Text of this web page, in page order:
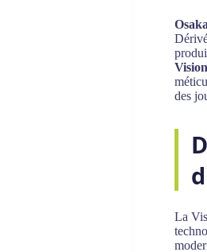
Osaka
des
La